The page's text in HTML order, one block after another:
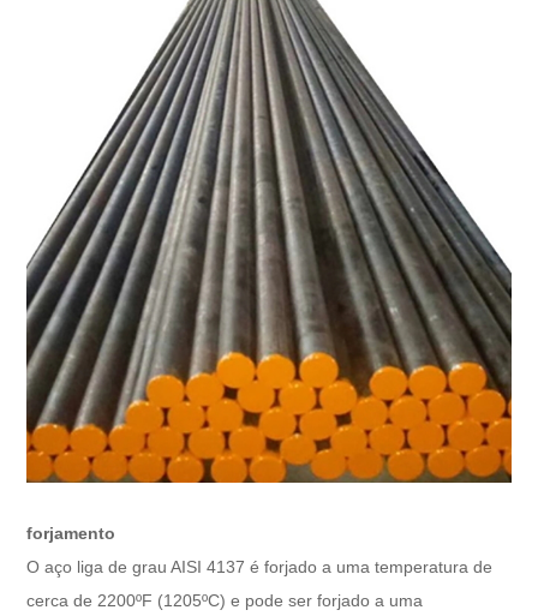
forjamento
O aço liga de grau AISI 4137 é forjado a uma temperatura de
cerca de 2200ºF (1205ºC) e pode ser forjado a uma